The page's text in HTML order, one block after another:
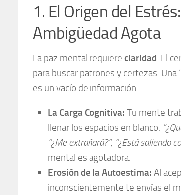
1. El Origen del
Ambigüedad Agota
La paz mental requiere claridad. El
para buscar patrones y certezas.
es un vacío de información.
La Carga Cognitiva: Tu mente
llenar los espacios en blanco.
“¿Me extrañará?”, “¿Está saliendo
mental es agotadora.
Erosión de la Autoestima: Al
inconscientemente te envías el